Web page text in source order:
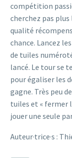
compétition
cherchez pas plus
qualité
chance. Lancez
de tuiles
lancé. Le tour se
pour égaliser les
gagne. Très peu
tuiles et « fermer
jouer une seule
Auteur·trice·s :